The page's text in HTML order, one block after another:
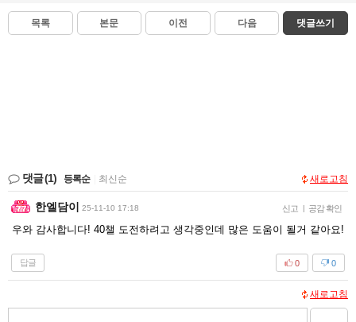
목록 본문 이전 다음 댓글쓰기
댓글(1) 등록순 최신순 새로고침
한엘담이 25-11-10 17:18 신고 | 공감 확인
우와 감사합니다! 40챌 도전하려고 생각중인데 많은 도움이 될거 같아요!
답글 0
0
새로고침